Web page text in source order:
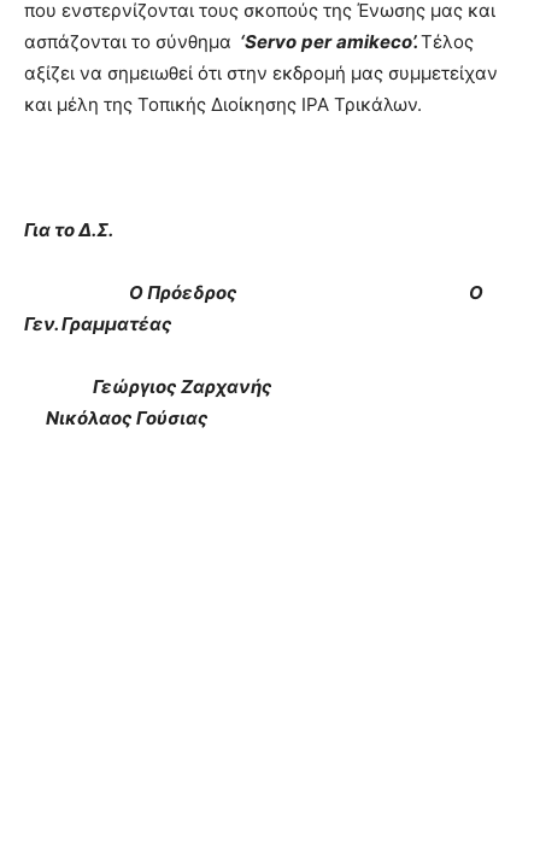
που ενστερνίζονται τους σκοπούς της Ένωσης μας και
ασπάζονται το σύνθημα ‘Servo per amikeco’.Τέλος
αξίζει να σημειωθεί ότι στην εκδρομή μας συμμετείχαν
και μέλη της Τοπικής Διοίκησης ΙΡΑ Τρικάλων.
Για το Δ.Σ.
Ο Πρόεδρος Ο
Γεν. Γραμματέας
Γεώργιος Ζαρχανής
Νικόλαος Γούσιας